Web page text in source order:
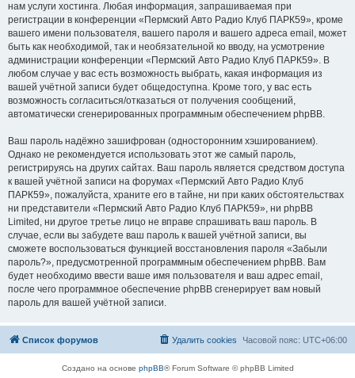
нам услуги хостинга. Любая информация, запрашиваемая при
регистрации в конференции «Пермский Авто Радио Клуб ПАРК59», кроме
вашего имени пользователя, вашего пароля и вашего адреса email, может
быть как необходимой, так и необязательной ко вводу, на усмотрение
администрации конференции «Пермский Авто Радио Клуб ПАРК59». В
любом случае у вас есть возможность выбрать, какая информация из
вашей учётной записи будет общедоступна. Кроме того, у вас есть
возможность согласиться/отказаться от получения сообщений,
автоматически сгенерированных программным обеспечением phpBB.
Ваш пароль надёжно зашифрован (односторонним хэшированием).
Однако не рекомендуется использовать этот же самый пароль,
регистрируясь на других сайтах. Ваш пароль является средством доступа
к вашей учётной записи на форумах «Пермский Авто Радио Клуб
ПАРК59», пожалуйста, храните его в тайне, ни при каких обстоятельствах
ни представители «Пермский Авто Радио Клуб ПАРК59», ни phpBB
Limited, ни другое третье лицо не вправе спрашивать ваш пароль. В
случае, если вы забудете ваш пароль к вашей учётной записи, вы
сможете воспользоваться функцией восстановления пароля «Забыли
пароль?», предусмотренной программным обеспечением phpBB. Вам
будет необходимо ввести ваше имя пользователя и ваш адрес email,
после чего программное обеспечение phpBB сгенерирует вам новый
пароль для вашей учётной записи.
Список форумов Часовой пояс: UTC+06:00
Удалить cookies
Создано на основе phpBB® Forum Software © phpBB Limited